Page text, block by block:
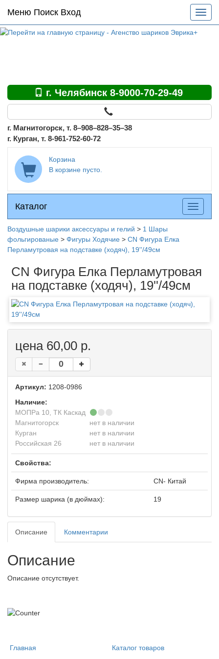
Основное
меню
по
Меню Поиск Вход
меню
г. Челябинск 8-9000-70-29-49
г. Магнитогорск, т. 8–908–828–35–38
г. Курган, т. 8-961-752-60-72
Корзина
В корзине пусто.
Каталог
Каталог
меню
Воздушные шарики аксессуары и гелий > 1 Шары
фольгированые > Фигуры Ходячие > CN Фигура Елка
Перламутровая на подставке (ходяч), 19''/49см
CN Фигура Елка Перламутровая
на подставке (ходяч), 19''/49см
цена 60,00 р.
Артикул: 1208-0986
Наличие:
МОПРа 10, ТК Каскад
Магнитогорск
нет в наличии
Курган
нет в наличии
Российская 26
нет в наличии
Свойства:
Фирма производитель: CN- Китай
Размер шарика (в дюймах): 19
Описание Комментарии
Описание
Описание отсутствует.
Главная Каталог товаров